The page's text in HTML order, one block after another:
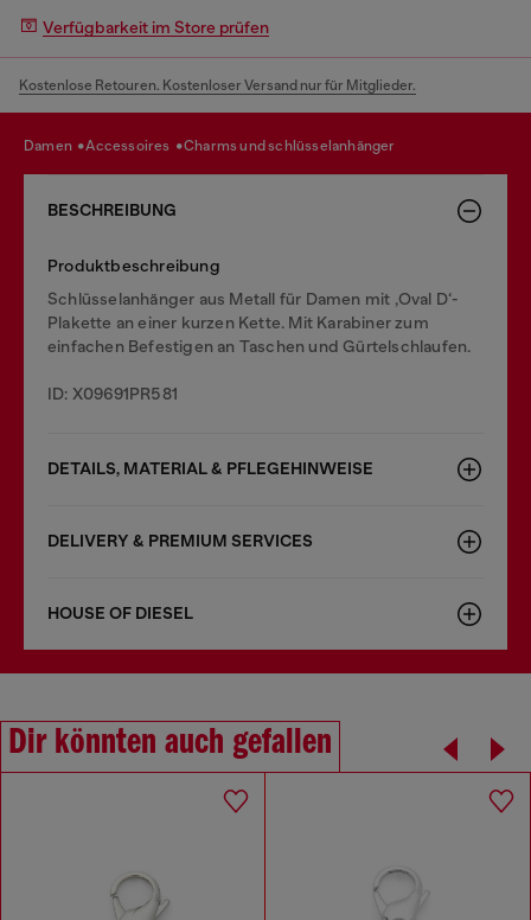
Verfügbarkeit im Store prüfen
Kostenlose Retouren. Kostenloser Versand nur für Mitglieder.
damen accessoires charms und schlüsselanhänger
BESCHREIBUNG
Produktbeschreibung
Schlüsselanhänger aus Metall für Damen mit ‚Oval D‘-
Plakette an einer kurzen Kette. Mit Karabiner zum
einfachen Befestigen an Taschen und Gürtelschlaufen.
ID: X09691PR581
DETAILS, MATERIAL & PFLEGEHINWEISE
DELIVERY & PREMIUM SERVICES
HOUSE OF DIESEL
Dir könnten auch gefallen